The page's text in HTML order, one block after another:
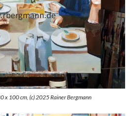
x 100 cm, (c) 2025 Rainer Bergmann